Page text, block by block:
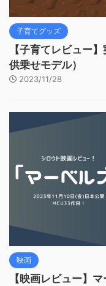
子育てグッズ
【子育てレビュー
供乗せモデル）
2023/11/28
映画
【映画レビュー】